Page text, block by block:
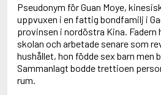
Adolfsson, Gunnar
Adolfsson, Josefine
Adolfsson, Maria
Adolphsen, Peter
Pseudonym för Guan Moye,
uppvuxen i en fattig bondfamilj i
provinsen i nordöstra Kina. Fadern
skolan och arbetade senare som
hushållet, hon födde sex barn men
Sammanlagt bodde trettioen
rum.